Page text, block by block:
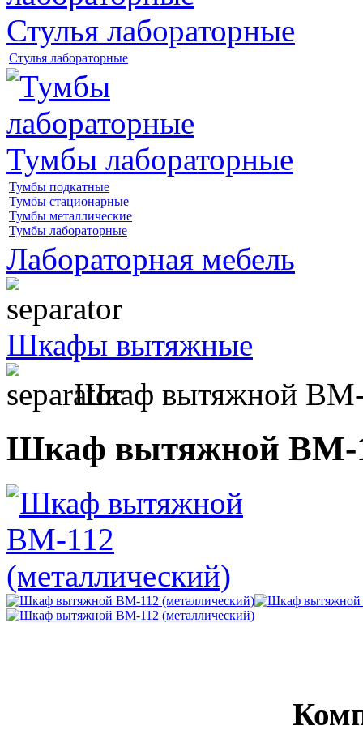
Стулья лабораторные
Стулья лабораторные
Тумбы лабораторные
Тумбы подкатные
Тумбы стационарные
Тумбы металлические
Тумбы лабораторные
Лабораторная мебель
Шкафы вытяжные
Шкаф вытяжной ВМ-
Шкаф вытяжной ВМ-